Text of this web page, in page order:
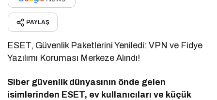
PAYLAŞ
ESET, Güvenlik Paketlerini Yeniledi: VPN ve Fidye
Yazılımı Koruması Merkeze Alındı!
Siber güvenlik dünyasının önde gelen
isimlerinden ESET, ev kullanıcıları ve küçük